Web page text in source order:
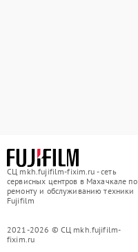
СЦ mkh.fujifilm-fixim.ru - сеть
сервисных центров в Махачкале по
ремонту и обслуживанию техники
Fujifilm
2021-2026 © СЦ mkh.fujifilm-
fixim.ru